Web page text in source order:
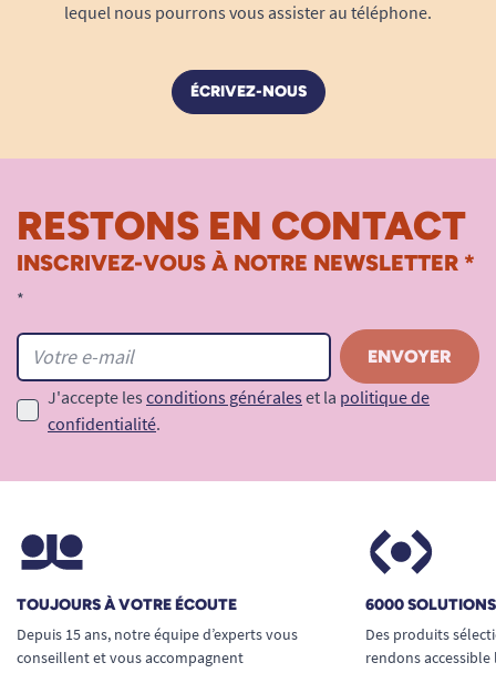
lequel nous pourrons vous assister au téléphone.
ÉCRIVEZ-NOUS
RESTONS EN CONTACT
INSCRIVEZ-VOUS À NOTRE NEWSLETTER *
*
J'accepte les conditions générales et la politique de
confidentialité.
TOUJOURS À VOTRE ÉCOUTE
Depuis 15 ans, notre équipe d’experts vous
conseillent et vous accompagnent
6000
Des produits
rendons